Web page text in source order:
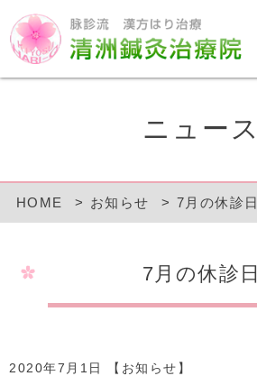
ニュース
HOME お知らせ 7月の休診日
7月の休診日
2020年7月1日 【 お知らせ 】